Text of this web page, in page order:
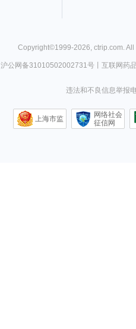
Copyright©1999-2026, ctrip.com.
沪公网备31010502002731号丨 互联网药
违法和不良信息举报
上海市监
网络社会
征信网